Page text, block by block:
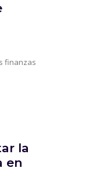
finanzas
la
en